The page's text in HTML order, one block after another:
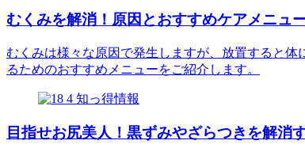
むくみを解消！原因とおすすめケアメニュ
むくみは様々な原因で発生しますが、放置すると
るためのおすすめメニューをご紹介します。
知っ得情報
目指せお尻美人！黒ずみやざらつきを解消